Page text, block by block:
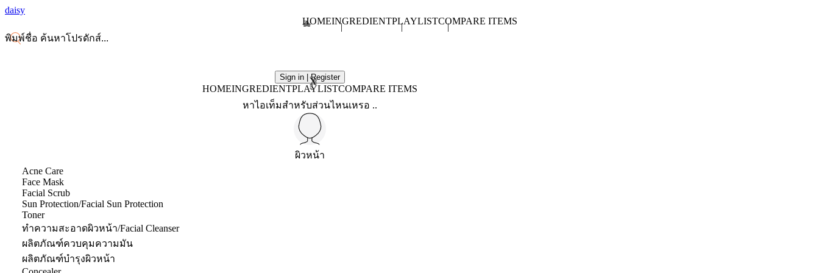
daisy
HOMEINGREDIENTPLAYLISTCOMPARE ITEMS
Sign in | Register
X
HOMEINGREDIENTPLAYLISTCOMPARE ITEMS
หาไอเท็มสำหรับส่วนไหนเหรอ ..
ผิวหน้า
Acne Care
Face Mask
Facial Scrub
Sun Protection/Facial Sun Protection
Toner
ทำความสะอาดผิวหน้า/Facial Cleanser
ผลิตภัณฑ์ควบคุมความมัน
ผลิตภัณฑ์บำรุงผิวหน้า